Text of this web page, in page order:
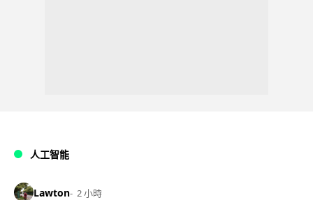
人工智能
Lawton 2 小時